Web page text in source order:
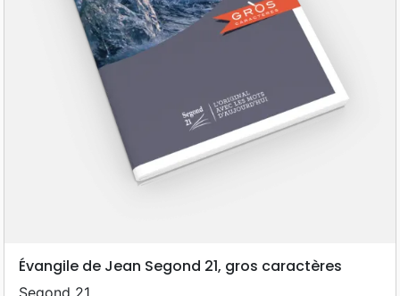
Évangile de Jean Segond 21, gros caractères
Segond 21